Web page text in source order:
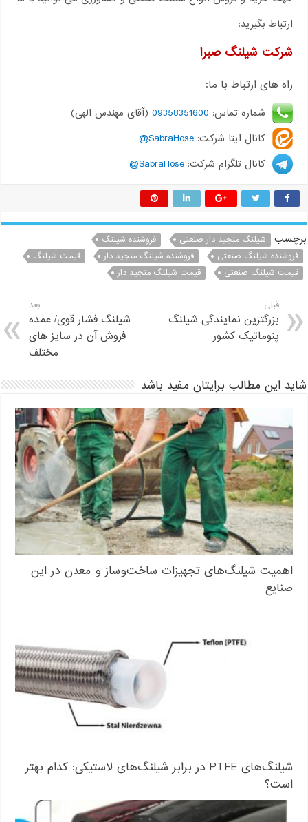
ارتباط بگیرید:
شرکت شیلنگ صبرا
راه های ارتباط با ما:
شماره تماس: 09358351600 (آقای مهندس الهی)
کانال ایتا شرکت:SabraHose@
کانال تلگرام شرکت:SabraHose@
برچسب شیلنگ منجید دار صنعتی
فروشنده شیلنگ
فروشنده شیلنگ صنعتی
فروشنده شیلنگ منجید دار
قیمت شیلنگ
قیمت شیلنگ صنعتی
قیمت شیلنگ منجید دار
قبلی
بزرگترین نمایندگی شیلنگ
پنوماتیک کشور
بعد
شیلنگ فشار قوی/ عمده
فروش آن در سایز های
مختلف
شاید این مطالب برایتان مفید باشد
اهمیت شیلنگ‌های تجهیزات ساخت‌وساز و معدن در این
صنایع
شیلنگ‌های PTFE در برابر شیلنگ‌های لاستیکی: کدام بهتر
است؟